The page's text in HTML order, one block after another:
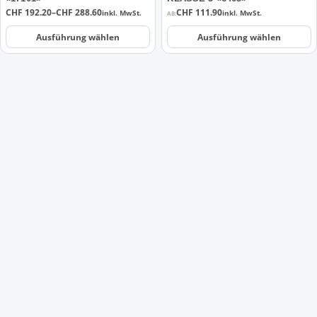
CHF 192.20–CHF 288.60
Preisspanne:
bis
CHF 288.60
inkl. MwSt.
Ausführung wählen
gewählt
werden
AB:CHF 111.90inkl. MwSt.
Ausführung wählen
gewählt
werden